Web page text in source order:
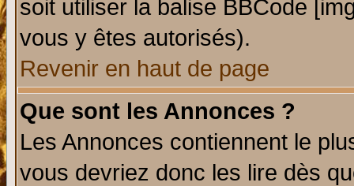
soit utiliser la balise BBCode
vous y êtes autorisés).
Revenir en haut de page
Que sont les Annonces ?
Les Annonces contiennent le
vous devriez donc les lire dès